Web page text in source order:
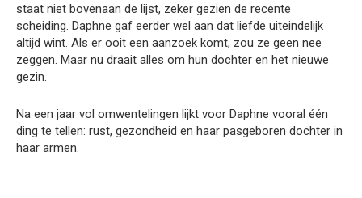
staat niet bovenaan de lijst, zeker gezien de recente
scheiding. Daphne gaf eerder wel aan dat liefde uiteindelijk
altijd wint. Als er ooit een aanzoek komt, zou ze geen nee
zeggen. Maar nu draait alles om hun dochter en het nieuwe
gezin.
Na een jaar vol omwentelingen lijkt voor Daphne vooral één
ding te tellen: rust, gezondheid en haar pasgeboren dochter in
haar armen.